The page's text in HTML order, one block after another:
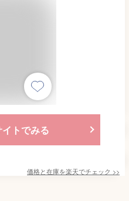
トでみる
価格と在庫を楽天でチェック >>